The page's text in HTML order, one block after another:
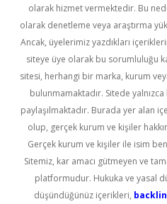
olarak hizmet vermektedir. Bu
olarak denetleme veya araştırma
Ancak, üyelerimiz yazdıkları
siteye üye olarak bu sorumluluğu
sitesi, herhangi bir marka, kurum
bulunmamaktadır. Sitede yalnızca
paylaşılmaktadır. Burada yer alan
olup, gerçek kurum ve kişiler
Gerçek kurum ve kişiler ile isim
Sitemiz, kar amacı gütmeyen ve
platformudur. Hukuka ve yasal
düşündüğünüz içerikleri,